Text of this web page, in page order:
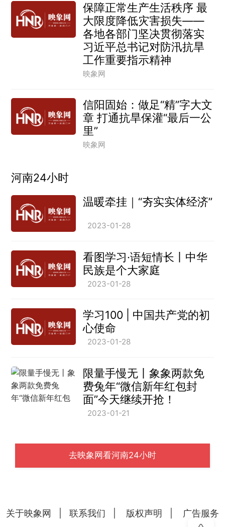
保障正常生产生活秩序 最
大限度降低灾害损失——
各地各部门坚决贯彻落实
习近平总书记对防汛抗旱
工作重要指示精神
映象网
信阳固始：做足“精”字大文
章 打通抗旱保灌“最后一公
里”
映象网
河南24小时
温暖牵挂｜“夯实实体经济”
2023-01-28
看图学习·语短情长丨中华
民族是个大家庭
2023-01-28
学习100 | 中国共产党的初
心使命
2023-01-28
限量手慢无丨象象两款免
费兔年“微信新年红包封
面”今天继续开抢！
2023-01-21
去映象网看河南24小时
关于映象网 联系我们 版权声明 广告服务